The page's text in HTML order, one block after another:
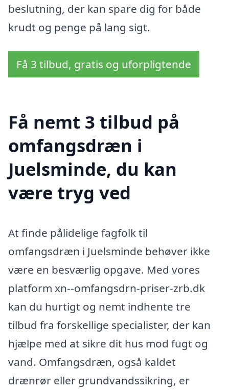
beslutning, der kan spare dig for både
krudt og penge på lang sigt.
Få 3 tilbud, gratis og uforpligtende
Få nemt 3 tilbud på
omfangsdræn i
Juelsminde, du kan
være tryg ved
At finde pålidelige fagfolk til
omfangsdræn i Juelsminde behøver ikke
være en besværlig opgave. Med vores
platform xn--omfangsdrn-priser-zrb.dk
kan du hurtigt og nemt indhente tre
tilbud fra forskellige specialister, der kan
hjælpe med at sikre dit hus mod fugt og
vand. Omfangsdræn, også kaldet
drænrør eller grundvandssikring, er